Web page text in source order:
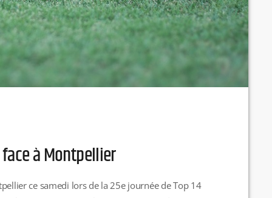
face à Montpellier
ce samedi lors de la 25e journée de Top 14